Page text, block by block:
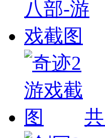
共